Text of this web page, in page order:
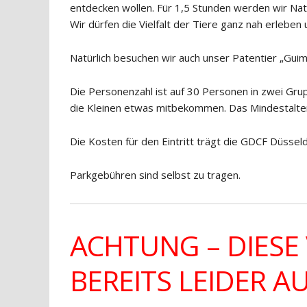
entdecken wollen. Für 1,5 Stunden werden wir
Wir dürfen die Vielfalt der Tiere ganz nah
Natürlich besuchen wir auch unser Patentier
Die Personenzahl ist auf 30 Personen in zwei
die Kleinen etwas mitbekommen. Das
Die Kosten für den Eintritt trägt die GDCF
Parkgebühren sind selbst zu tragen.
ACHTUNG –
BEREITS LEIDER